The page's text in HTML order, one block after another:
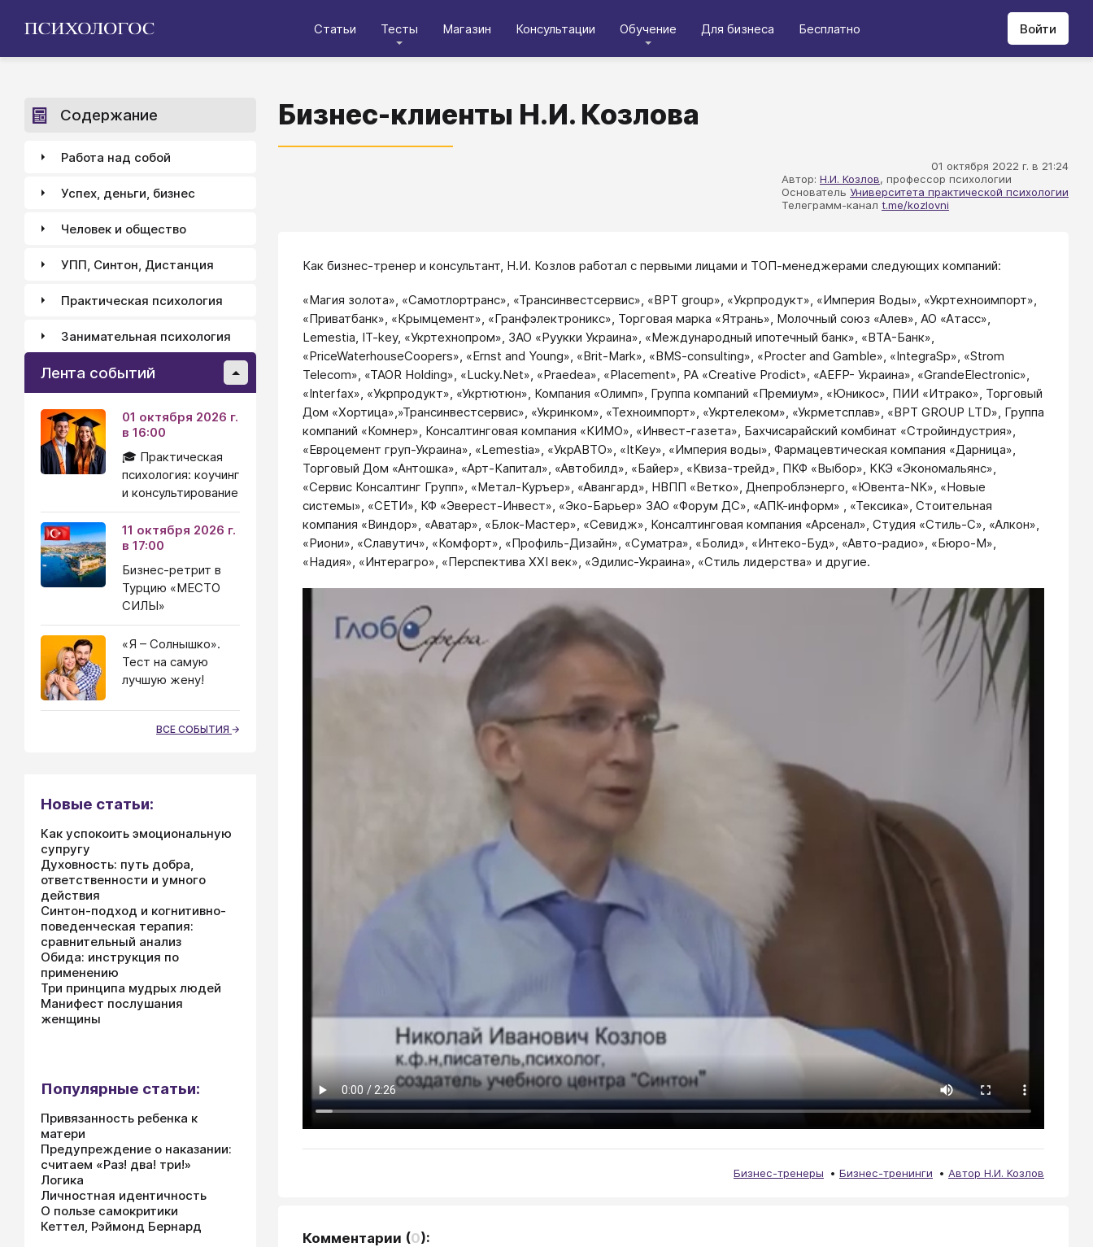
Статьи Тесты Магазин Консультации Обучение Для бизнеса Бесплатно Войти
Бизнес-клиенты Н.И. Козлова
01 октября 2022 г. в 21:24
Автор: Н.И. Козлов, профессор психологии
Основатель Университета практической психологии
Телеграмм-канал t.me/kozlovni
Как бизнес-тренер и консультант, Н.И. Козлов работал с первыми лицами и ТОП-менеджерами следующих компаний:
«Магия золота», «Самотлортранс», «Трансинвестсервис», «BPT group», «Укрпродукт», «Империя Воды», «Укртехноимпорт»,
«Приватбанк», «Крымцемент», «Гранфэлектроникс», Торговая марка «Ятрань», Молочный союз «Алев», АО «Атасс»,
Lemestia, IT-key, «Укртехнопром», ЗАО «Руукки Украина», «Международный ипотечный банк», «ВТА-Банк»,
«PriceWaterhouseCoopers», «Ernst and Young», «Brit-Mark», «BMS-consulting», «Procter and Gаmble», «IntegraSp», «Strom
Telecom», «TAOR Holding», «Lucky.Net», «Praedea», «Placement», РА «Creative Prodict», «AEFP- Украина», «GrandeЕlectronic»,
«Interfax», «Укрпродукт», «Укртютюн», Компания «Олимп», Группа компаний «Премиум», «Юникос», ПИИ «Итрако», Торговый
Дом «Хортица»,»Трансинвестсервис», «Укринком», «Техноимпорт», «Укртелеком», «Укрметсплав», «BPT GROUP LTD», Группа
компаний «Комнер», Консалтинговая компания «КИМО», «Инвест-газета», Бахчисарайский комбинат «Стройиндустрия»,
«Евроцемент груп-Украина», «Lemestia», «УкрАВТО», «ItKey», «Империя воды», Фармацевтическая компания «Дарница»,
Торговый Дом «Антошка», «Арт-Капитал», «Автобилд», «Байер», «Квиза-трейд», ПКФ «Выбор», ККЭ «Экономальянс»,
«Сервис Консалтинг Групп», «Метал-Куръер», «Авангард», НВПП «Ветко», Днепроблэнерго, «Ювента-NK», «Новые
системы», «СЕТИ», КФ «Эверест-Инвест», «Эко-Барьер» ЗАО «Форум ДС», «АПК-информ» , «Тексика», Стоительная
компания «Виндор», «Аватар», «Блок-Мастер», «Севидж», Консалтинговая компания «Арсенал», Студия «Стиль-С», «Алкон»,
«Риони», «Славутич», «Комфорт», «Профиль-Дизайн», «Суматра», «Болид», «Интеко-Буд», «Авто-радио», «Бюро-М»,
«Надия», «Интерагро», «Перспектива XXI век», «Эдилис-Украина», «Стиль лидерства» и другие.
Бизнес-тренеры Бизнес-тренинги Автор Н.И. Козлов
Комментарии (0):
Содержание
Работа над собой
Успех, деньги, бизнес
Человек и общество
УПП, Синтон, Дистанция
Практическая психология
Занимательная психология
Лента событий
01 октября 2026 г.
в 16:00
🎓 Практическая
психология: коучинг
и консультирование
11 октября 2026 г.
в 17:00
Бизнес-ретрит в
Турцию «МЕСТО
СИЛЫ»
«Я – Солнышко».
Тест на самую
лучшую жену!
ВСЕ СОБЫТИЯ
Новые статьи:
Как успокоить эмоциональную
супругу
Духовность: путь добра,
ответственности и умного
действия
Синтон-подход и когнитивно-
поведенческая терапия:
сравнительный анализ
Обида: инструкция по
применению
Три принципа мудрых людей
Манифест послушания
женщины
Популярные статьи:
Привязанность ребенка к
матери
Предупреждение о наказании:
считаем «Раз! два! три!»
Логика
Личностная идентичность
О пользе самокритики
Кеттел, Рэймонд Бернард